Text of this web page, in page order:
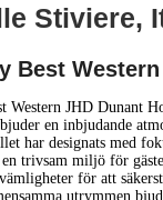
Stiviere,
Best Western
Western JHD Dunant
en inbjudande
har designats med
trivsam miljö för
för att
utrymmen